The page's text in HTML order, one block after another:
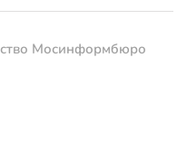
Мосинформбюро